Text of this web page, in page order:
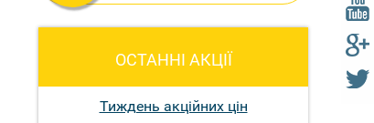
ОСТАННІ АКЦІЇ
Тиждень акційних цін